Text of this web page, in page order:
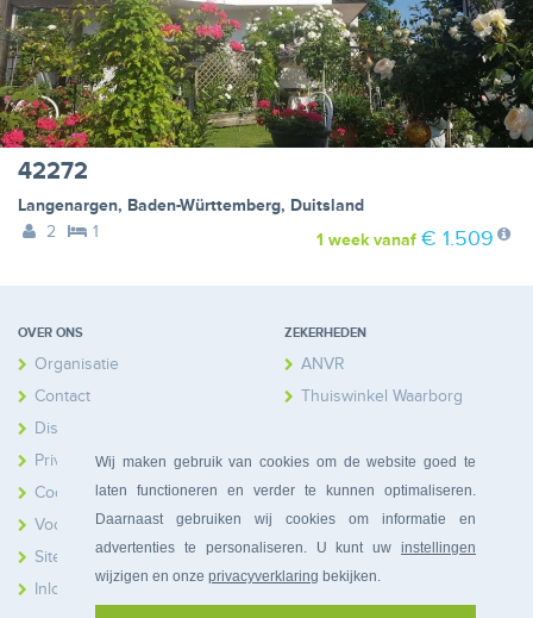
Wij maken gebruik van cookies om de website goed te
laten functioneren en verder te kunnen optimaliseren.
Daarnaast gebruiken wij cookies om informatie en
advertenties te personaliseren. U kunt uw instellingen
wijzigen en onze privacyverklaring bekijken.
42272
Langenargen, Baden-Württemberg, Duitsland
2
1 1 weekvanaf € 1.509
OVER ONS
Organisatie
Contact
Disclaimer
Privacy
Cookies
Voorwaarden
Sitemap
Inloggen Huiseigenaren
ZEKERHEDEN
ANVR
Thuiswinkel Waarborg